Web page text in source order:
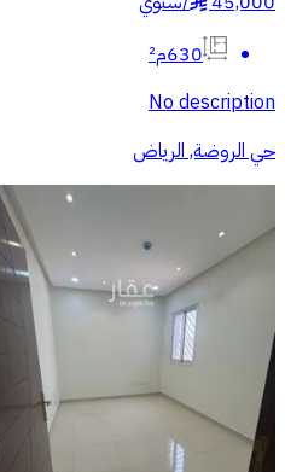
630م²
No description
حي الروضة, الرياض